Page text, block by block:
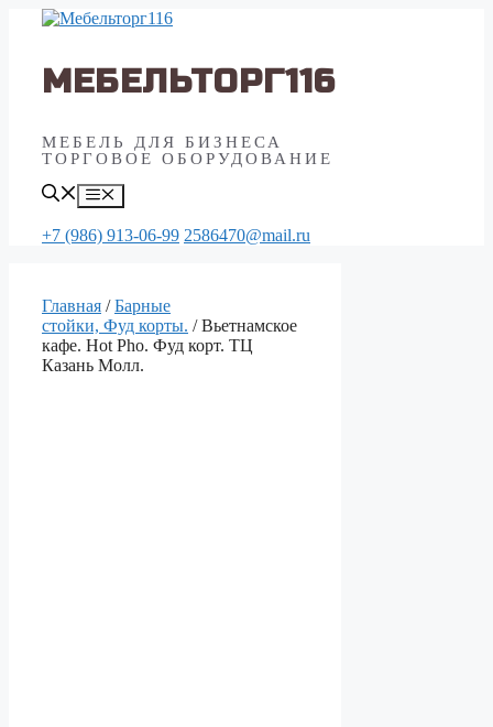
Перейти
МЕБЕЛЬТОРГ116
МЕБЕЛЬ ДЛЯ БИЗНЕСА
ТОРГОВОЕ ОБОРУДОВАНИЕ
Меню
+7 (986) 913-06-99 2586470@mail.ru
Главная /Барные
стойки, Фуд корты. / Вьетнамское
кафе. Hot Pho. Фуд корт. ТЦ
Казань Молл.